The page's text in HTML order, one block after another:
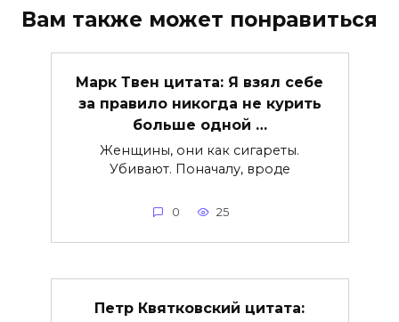
Вам также может понравиться
Марк Твен цитата: Я взял себе
за правило никогда не курить
больше одной …
Женщины, они как сигареты.
Убивают. Поначалу, вроде
0 25
Петр Квятковский цитата: